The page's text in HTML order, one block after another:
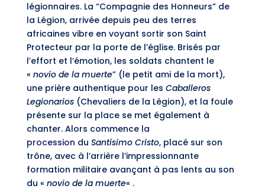
légionnaires. La “Compagnie des Honneurs” de
la Légion, arrivée depuis peu des terres
africaines vibre en voyant sortir son Saint
Protecteur par la porte de l’église. Brisés par
l’effort et l’émotion, les soldats chantent le
« novio de la muerte” (le petit ami de la mort),
une prière authentique pour les Caballeros
Legionarios(Chevaliers de la Légion), et la foule
présente sur la place se met également à
chanter. Alors commence la
procession du Santísimo Cristo, placé sur son
trône, avec à l’arrière l’impressionnante
formation militaire avançant à pas lents au son
du « novio de la muerte« .